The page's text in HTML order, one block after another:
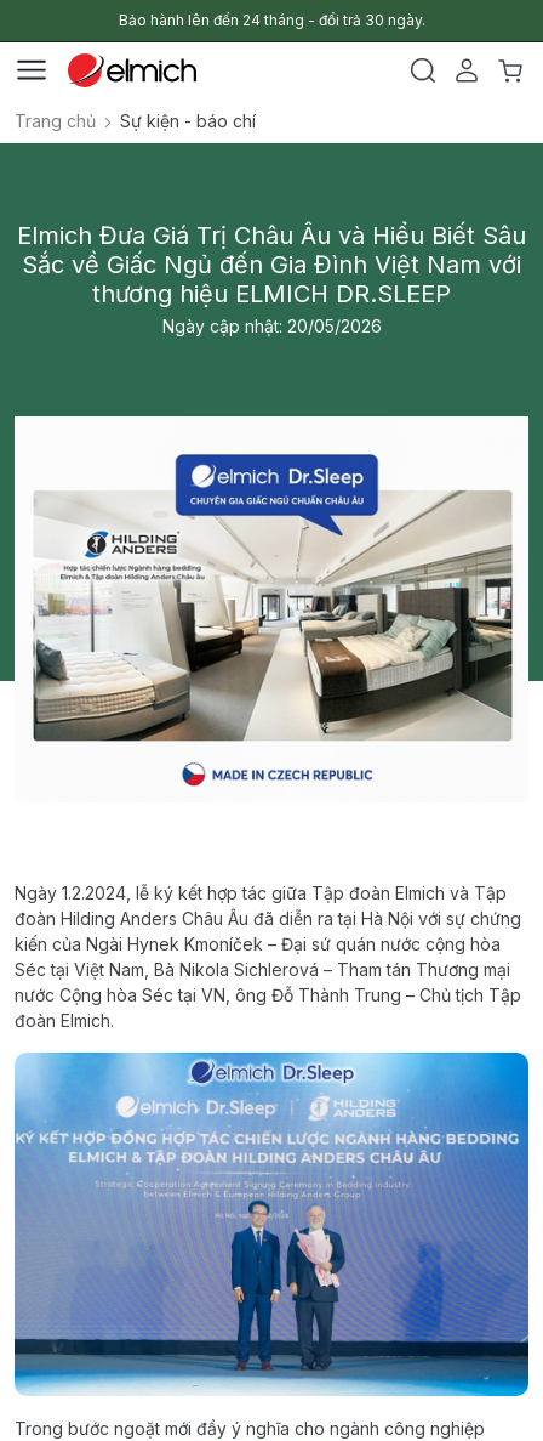
Bảo hành lên đến 24 tháng - đổi trả 30 ngày.
Trang chủ Sự kiện - báo chí
Elmich Đưa Giá Trị Châu Âu và Hiểu Biết Sâu
Sắc về Giấc Ngủ đến Gia Đình Việt Nam với
thương hiệu ELMICH DR.SLEEP
Ngày cập nhật: 20/05/2026
Ngày 1.2.2024, lễ ký kết hợp tác giữa Tập đoàn Elmich và Tập
đoàn Hilding Anders Châu Âu đã diễn ra tại Hà Nội với sự chứng
kiến của Ngài Hynek Kmoníček – Đại sứ quán nước cộng hòa
Séc tại Việt Nam, Bà Nikola Sichlerová – Tham tán Thương mại
nước Cộng hòa Séc tại VN, ông Đỗ Thành Trung – Chủ tịch Tập
đoàn Elmich.
Trong bước ngoặt mới đầy ý nghĩa cho ngành công nghiệp